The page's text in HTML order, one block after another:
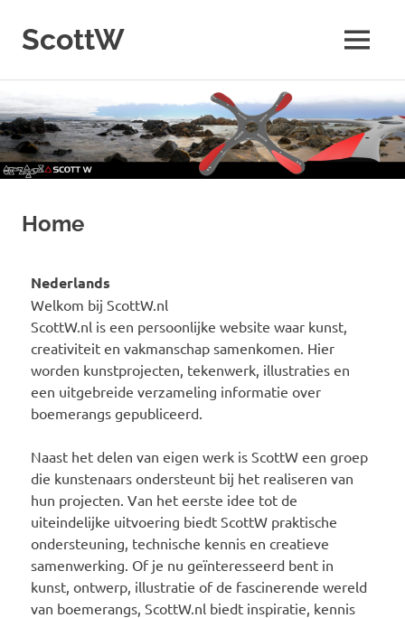
ScottW
Home
Nederlands
Welkom bij ScottW.nl
ScottW.nl is een persoonlijke website waar kunst,
creativiteit en vakmanschap samenkomen. Hier
worden kunstprojecten, tekenwerk, illustraties en
een uitgebreide verzameling informatie over
boemerangs gepubliceerd.
Naast het delen van eigen werk is ScottW een groep
die kunstenaars ondersteunt bij het realiseren van
hun projecten. Van het eerste idee tot de
uiteindelijke uitvoering biedt ScottW praktische
ondersteuning, technische kennis en creatieve
samenwerking. Of je nu geïnteresseerd bent in
kunst, ontwerp, illustratie of de fascinerende wereld
van boemerangs, ScottW.nl biedt inspiratie, kennis